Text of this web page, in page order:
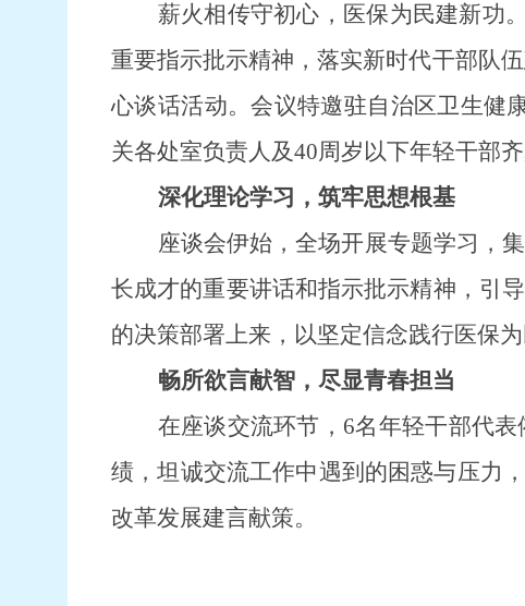
薪火相传守初心，医保为民建新功
重要指示批示精神，落实新时代干部队伍
心谈话活动。会议特邀驻自治区卫生健
关各处室负责人及40周岁以下年轻干部
深化理论学习，筑牢思想根基
座谈会伊始，全场开展专题学习，
长成才的重要讲话和指示批示精神，引
的决策部署上来，以坚定信念践行医保为
畅所欲言献智，尽显青春担当
在座谈交流环节， 6名年轻干部代
绩，坦诚交流工作中遇到的困惑与压力
改革发展建言献策。